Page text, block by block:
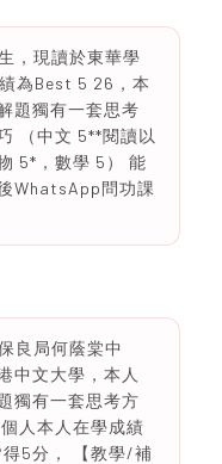
，現讀於東華學
為Best 5 26，本
題獨有一套思考
（中文 5**閱讀以
5*，數學 5） 能
WhatsApp問功課
良局何蔭棠中
中文大學，本人
獨有一套思考方
人本人在學成績
得5分， 【教學/補